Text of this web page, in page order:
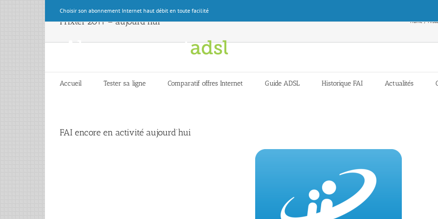
Skip
to
content
Choisir son abonnement Internet haut débit en toute facilité
Accueil Tester sa ligne Comparatif offres Internet Guide ADSL Historique FAI Actualités
Prixtel 2011 – aujourd’hui Home
FAI encore en activité aujourd’hui